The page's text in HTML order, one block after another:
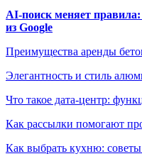
AI-поиск меняет
из Google
Преимущества аренды
Элегантность и стиль
Что такое дата-центр:
Как рассылки помогают
Как выбрать кухню: